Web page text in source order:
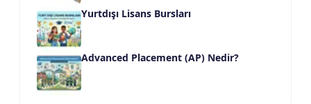
Yurtdışı Lisans Bursları
Advanced Placement (AP) Nedir?